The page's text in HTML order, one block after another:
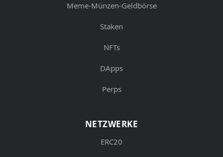
Meme-Münzen-Geldbörse
Staken
NFTs
DApps
Perps
NETZWERKE
ERC20